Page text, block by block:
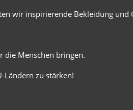
wir inspirierende Bekleidung und
die Menschen bringen.
Ländern zu stärken!